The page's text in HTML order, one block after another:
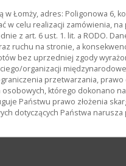
Łomży, adres: Poligonowa
celu realizacji zamówienia,
z art. 6 ust. 1. lit. a RODO.
ruchu na stronie, a
bez uprzedniej zgody
organizacji
przetwarzania,
którego
Państwu prawo złożenia
dotyczących Państwa